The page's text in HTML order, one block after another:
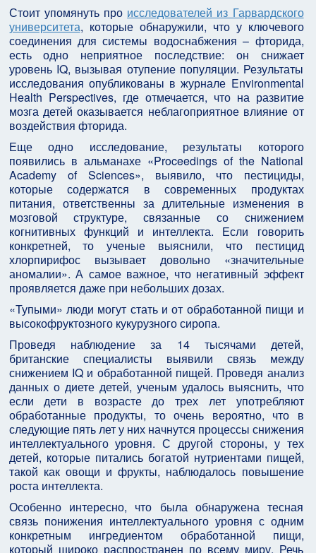
Стоит упомянуть про исследователей из Гарвардского
университета, которые обнаружили, что у ключевого
соединения для системы водоснабжения – фторида,
есть одно неприятное последствие: он снижает
уровень IQ, вызывая отупение популяции. Результаты
исследования опубликованы в журнале Environmental
Health Perspectives, где отмечается, что на развитие
мозга детей оказывается неблагоприятное влияние от
воздействия фторида.
Еще одно исследование, результаты которого
появились в альманахе «Proceedings of the National
Academy of Sciences», выявило, что пестициды,
которые содержатся в современных продуктах
питания, ответственны за длительные изменения в
мозговой структуре, связанные со снижением
когнитивных функций и интеллекта. Если говорить
конкретней, то ученые выяснили, что пестицид
хлорпирифос вызывает довольно «значительные
аномалии». А самое важное, что негативный эффект
проявляется даже при небольших дозах.
«Тупыми» люди могут стать и от обработанной пищи и
высокофруктозного кукурузного сиропа.
Проведя наблюдение за 14 тысячами детей,
британские специалисты выявили связь между
снижением IQ и обработанной пищей. Проведя анализ
данных о диете детей, ученым удалось выяснить, что
если дети в возрасте до трех лет употребляют
обработанные продукты, то очень вероятно, что в
следующие пять лет у них начнутся процессы снижения
интеллектуального уровня. С другой стороны, у тех
детей, которые питались богатой нутриентами пищей,
такой как овощи и фрукты, наблюдалось повышение
роста интеллекта.
Особенно интересно, что была обнаружена тесная
связь понижения интеллектуального уровня с одним
конкретным ингредиентом обработанной пищи,
который широко распространен по всему миру. Речь